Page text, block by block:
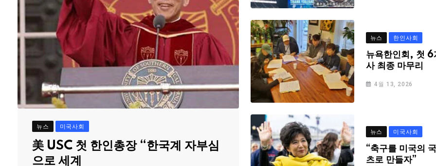
뉴스 미국사회
美 USC 첫 한인총장 “한국계 자부심
으로 세계
뉴스 한인사회
뉴욕한인회, 첫 6
사 최종 마무리
4월 13, 2026
뉴스 미국사회
“축구를 미국의
츠로 만들자”